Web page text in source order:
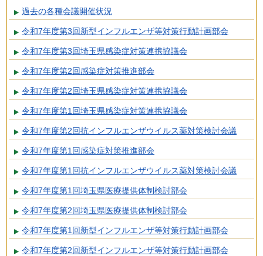
過去の各種会議開催状況
令和7年度第3回新型インフルエンザ等対策行動計画部会
令和7年度第3回埼玉県感染症対策連携協議会
令和7年度第2回感染症対策推進部会
令和7年度第2回埼玉県感染症対策連携協議会
令和7年度第1回埼玉県感染症対策連携協議会
令和7年度第2回抗インフルエンザウイルス薬対策検討会議
令和7年度第1回感染症対策推進部会
令和7年度第1回抗インフルエンザウイルス薬対策検討会議
令和7年度第1回埼玉県医療提供体制検討部会
令和7年度第2回埼玉県医療提供体制検討部会
令和7年度第1回新型インフルエンザ等対策行動計画部会
令和7年度第2回新型インフルエンザ等対策行動計画部会